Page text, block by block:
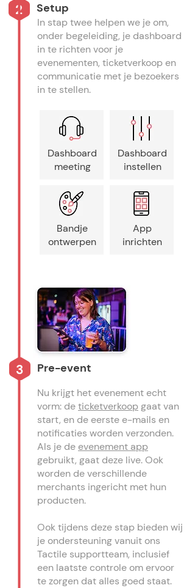
2 Setup
In stap twee helpen we je om,
onder begeleiding, je dashboard
in te richten voor je
evenementen, ticketverkoop en
communicatie met je bezoekers
in te stellen.
Dashboard
meeting
Bandje
ontwerpen
Dashboard
instellen
App
inrichten
3 Pre-event
Nu krijgt het evenement echt
vorm: deticketverkoopgaat van
start, en de eerste e-mails en
notificaties worden verzonden.
Als je de evenement app
gebruikt, gaat deze live. Ook
worden de verschillende
merchants ingericht met hun
producten.
Ook tijdens deze stap bieden wij
je ondersteuning vanuit ons
Tactile supportteam, inclusief
een laatste controle om ervoor
te zorgen dat alles goed staat.